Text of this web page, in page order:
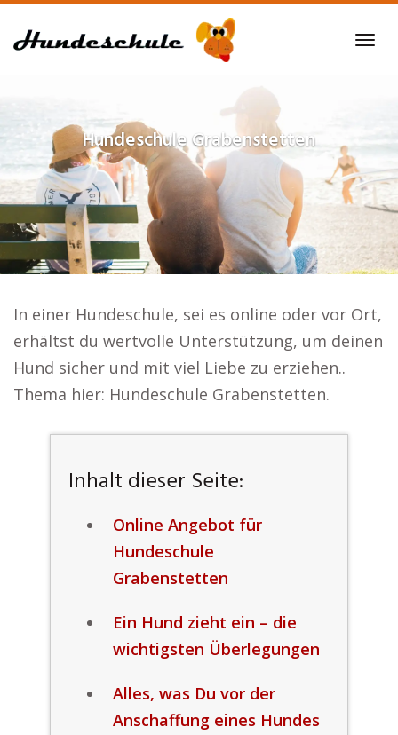
to
HundeschuleGrabenstetten
In einer Hundeschule, sei es online oder vor Ort,
erhältst du wertvolle Unterstützung, um deinen
Hund sicher und mit viel Liebe zu erziehen..
Thema hier: Hundeschule Grabenstetten.
Inhalt dieser Seite:
Online Angebot für
Hundeschule
Grabenstetten
Ein Hund zieht ein – die
wichtigsten Überlegungen
Alles, was Du vor der
Anschaffung eines Hundes